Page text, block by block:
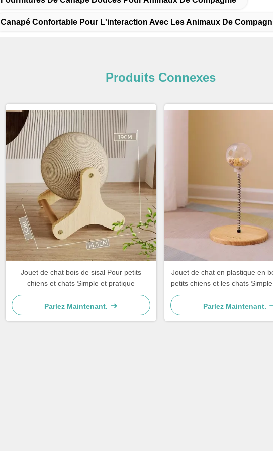
Canapé Confortable Pour L'interaction Avec Les Animaux De
Produits Connexes
Jouet de chat bois de sisal Pour petits
chiens et chats Simple et pratique
Parlez Maintenant.
Jouet de chat en plastique en
petits chiens et les chats
Parlez Maintenant.